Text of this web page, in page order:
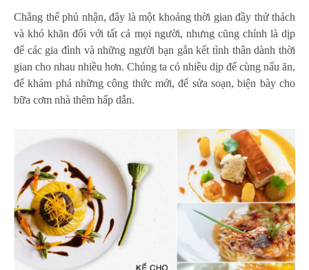
Chẳng thể phủ nhận, đây là một khoảng thời gian đầy thử thách
và khó khăn đối với tất cả mọi người, nhưng cũng chính là dịp
để các gia đình và những người bạn gắn kết tình thân dành thời
gian cho nhau nhiều hơn. Chúng ta có nhiều dịp để cùng nấu ăn,
để khám phá những công thức mới, để sửa soạn, biện bày cho
bữa cơm nhà thêm hấp dẫn.